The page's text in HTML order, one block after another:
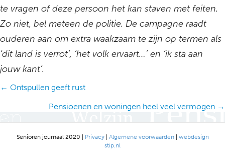
te vragen of deze persoon het kan staven met feiten.
Zo niet, bel meteen de politie. De campagne raadt
ouderen aan om extra waakzaam te zijn op termen als
‘dit land is verrot’, ‘het volk ervaart…’ en ‘ik sta aan
jouw kant’.
Posts
navigation
← Ontspullen geeft rust
Pensioenen en woningen heel veel vermogen →
Senioren journaal 2020 | Privacy| Algemene voorwaarden| webdesign
stip.nl